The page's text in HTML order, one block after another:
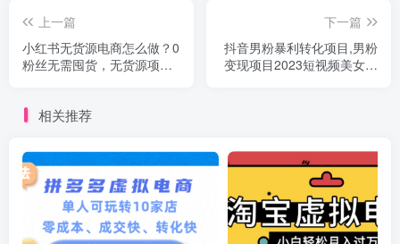
上一篇
小红书无货源电商怎么做？0
粉丝无需囤货，无货源项目
下一篇
抖音男粉暴利转化项目,男粉
变现项目2023短视频美女号
相关推荐